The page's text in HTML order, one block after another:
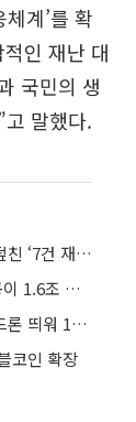
계’를 확
인 재난 대
국민의 생
말했다.
저온에 얼고 우박에 맞고 폭염에 탔다…농가 덮친 ‘7건 재해’ 정부 지원 확대
농지 전수조사 시작되자 매각 수요 꿈틀…공공이 1.6조 들여 사들인다
농사 안 짓는 농지 가려낸다…AI로 걸러내고 드론 띄워 195만㏊ 전수조사
코인 확장